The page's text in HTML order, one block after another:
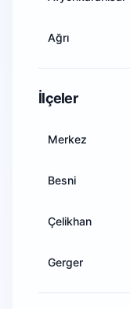
Ağrı
İlçeler
Merkez
Besni
Çelikhan
Gerger